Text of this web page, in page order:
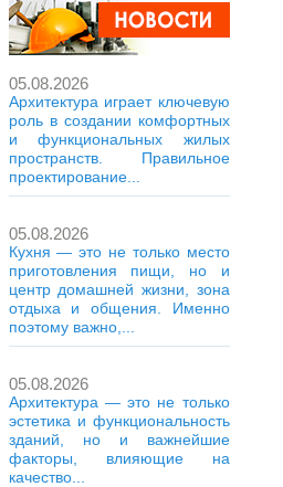
05.08.2026
Архитектура играет ключевую
роль в создании комфортных
и функциональных жилых
пространств. Правильное
проектирование...
05.08.2026
Кухня — это не только место
приготовления пищи, но и
центр домашней жизни, зона
отдыха и общения. Именно
поэтому важно,...
05.08.2026
Архитектура — это не только
эстетика и функциональность
зданий, но и важнейшие
факторы, влияющие на
качество...